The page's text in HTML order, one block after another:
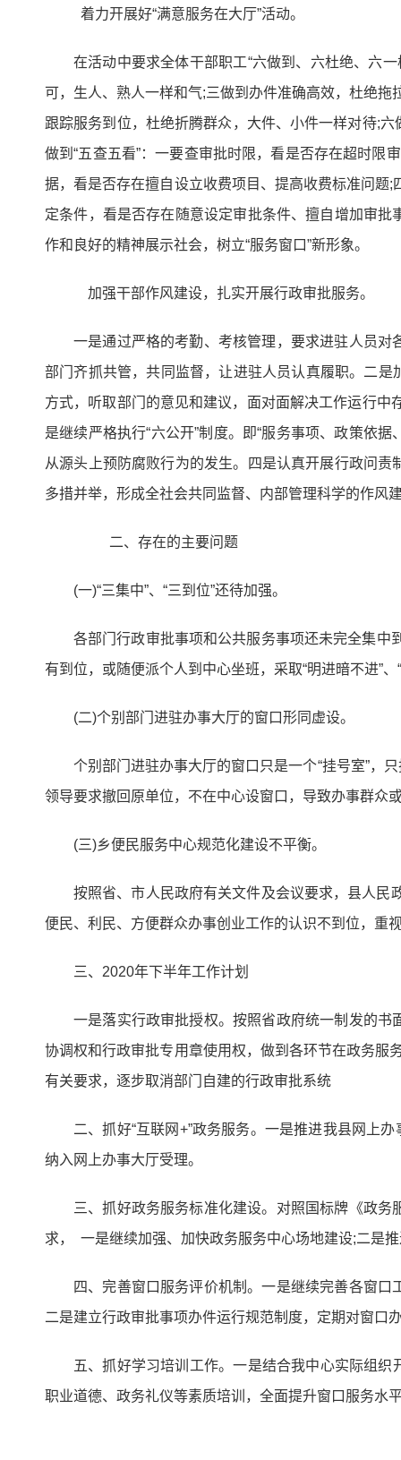
着力开展好“满意服务在大厅”活动。
在活动中要求全体干部职工“六做到、六杜绝、六
可，生人、熟人一样和气;三做到办件准确高效，杜绝
跟踪服务到位，杜绝折腾群众，大件、小件一样对待;
做到“五查五看”：一要查审批时限，看是否存在超时
据，看是否存在擅自设立收费项目、提高收费标准问题
定条件，看是否存在随意设定审批条件、擅自增加审
作和良好的精神展示社会，树立“服务窗口”新形象。
加强干部作风建设，扎实开展行政审批服务。
一是通过严格的考勤、考核管理，要求进驻人员
部门齐抓共管，共同监督，让进驻人员认真履职。二
方式，听取部门的意见和建议，面对面解决工作运行中
是继续严格执行“六公开”制度。即“服务事项、政策依
从源头上预防腐败行为的发生。四是认真开展行政问
多措并举，形成全社会共同监督、内部管理科学的作
二、存在的主要问题
(一)“三集中”、“三到位”还待加强。
各部门行政审批事项和公共服务事项还未完全集中
有到位，或随便派个人到中心坐班，采取“明进暗不进”
(二)个别部门进驻办事大厅的窗口形同虚设。
个别部门进驻办事大厅的窗口只是一个“挂号室”，
领导要求撤回原单位，不在中心设窗口，导致办事群众
(三)乡便民服务中心规范化建设不平衡。
按照省、市人民政府有关文件及会议要求，县人民
便民、利民、方便群众办事创业工作的认识不到位，重
三、2020年下半年工作计划
一是落实行政审批授权。按照省政府统一制发的
协调权和行政审批专用章使用权，做到各环节在政务
有关要求，逐步取消部门自建的行政审批系统
二、抓好“互联网+”政务服务。一是推进我县网上
纳入网上办事大厅受理。
三、抓好政务服务标准化建设。对照国标牌《政
求， 一是继续加强、加快政务服务中心场地建设;二是
四、完善窗口服务评价机制。一是继续完善各窗
二是建立行政审批事项办件运行规范制度，定期对窗口
五、抓好学习培训工作。一是结合我中心实际组
职业道德、政务礼仪等素质培训，全面提升窗口服务水